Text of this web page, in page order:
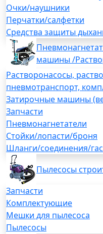
Очки/наушники
Перчатки/салфетки
Средства защиты
машины /
Растворонасосы,
пневмотранспорт,
Затирочные машины
Запчасти
Пневмонагнетатели
Стойки/лопасти/броня
Шланги/соединения/
Пылесосы
Запчасти
Комплектующие
Мешки для пылесоса
Пылесосы